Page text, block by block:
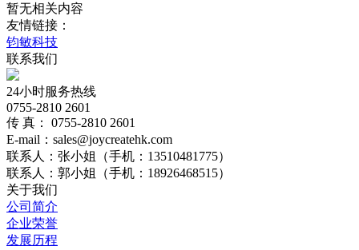
暂无相关内容
友情链接：
钧敏科技
联系我们
24小时服务热线
0755-2810 2601
传 真： 0755-2810 2601
E-mail：sales@joycreatehk.com
联系人：张小姐（手机：13510481775）
联系人：郭小姐（手机：18926468515）
关于我们
公司简介
企业荣誉
发展历程